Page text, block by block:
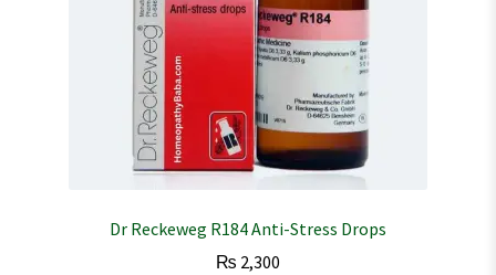
Dr Reckeweg R184 Anti-Stress Drops
₨ 2,300